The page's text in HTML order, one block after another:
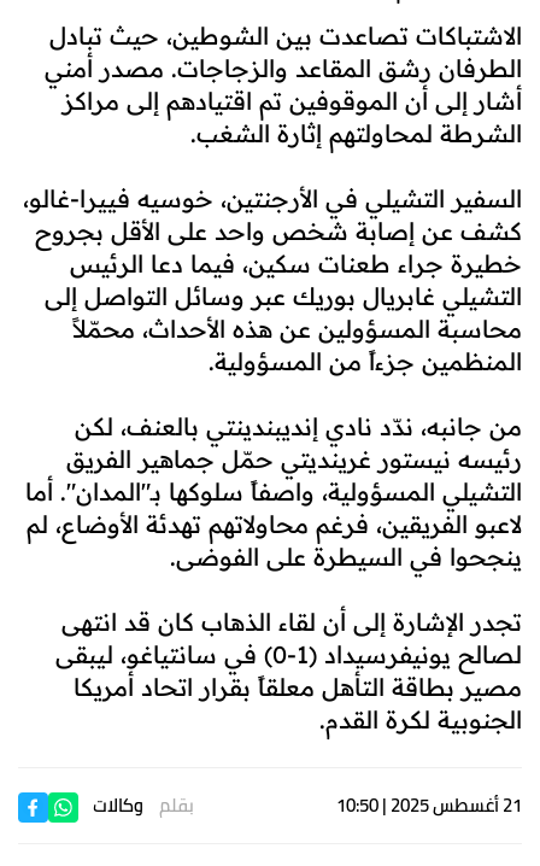
الاشتباكات تصاعدت بين الشوطين، حيث تبادل
الطرفان رشق المقاعد والزجاجات. مصدر أمني
أشار إلى أن الموقوفين تم اقتيادهم إلى مراكز
الشرطة لمحاولتهم إثارة الشغب.
السفير التشيلي في الأرجنتين، خوسيه فييرا-غالو،
كشف عن إصابة شخص واحد على الأقل بجروح
خطيرة جراء طعنات سكين، فيما دعا الرئيس
التشيلي غابريال بوريك عبر وسائل التواصل إلى
محاسبة المسؤولين عن هذه الأحداث، محمّلاً
المنظمين جزءاً من المسؤولية.
من جانبه، ندّد نادي إنديبندينتي بالعنف، لكن
رئيسه نيستور غرينديتي حمّل جماهير الفريق
التشيلي المسؤولية، واصفاً سلوكها بـ"المدان". أما
لاعبو الفريقين، فرغم محاولاتهم تهدئة الأوضاع، لم
ينجحوا في السيطرة على الفوضى.
تجدر الإشارة إلى أن لقاء الذهاب كان قد انتهى
لصالح يونيفرسيداد (1-0) في سانتياغو، ليبقى
مصير بطاقة التأهل معلقاً بقرار اتحاد أمريكا
الجنوبية لكرة القدم.
21 أغسطس 2025 | 10:50 بقلم وكالات